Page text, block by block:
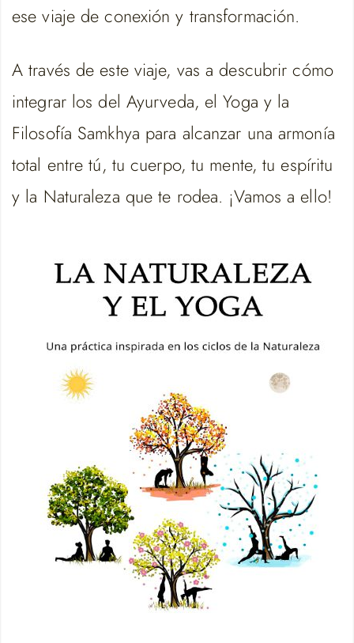
ese viaje de conexión y transformación.
A través de este viaje, vas a descubrir cómo
integrar los del Ayurveda, el Yoga y la
Filosofía Samkhya para alcanzar una armonía
total entre tú, tu cuerpo, tu mente, tu espíritu
y la Naturaleza que te rodea. ¡Vamos a ello!